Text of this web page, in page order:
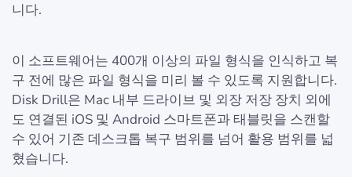
니다.
이 소프트웨어는 400개 이상의 파일 형식을 인식하고 복
구 전에 많은 파일 형식을 미리 볼 수 있도록 지원합니다.
Disk Drill은 Mac 내부 드라이브 및 외장 저장 장치 외에
도 연결된 iOS 및 Android 스마트폰과 태블릿을 스캔할
수 있어 기존 데스크톱 복구 범위를 넘어 활용 범위를 넓
혔습니다.